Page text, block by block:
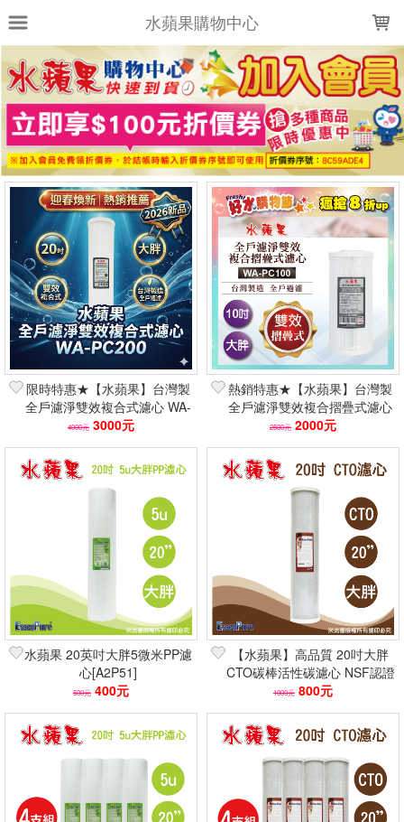
水蘋果購物中心
上架時間 銷售件數 銷售價格
樣式尺寸篩選
全部樣式
全部尺寸
篩選
限時特惠★【水蘋果】台灣製
全戶濾淨雙效複合式濾心 WA-
PC200 20吋大胖適用 除氯淨
水
4000元 3000元
熱銷特惠★【水蘋果】台灣製
全戶濾淨雙效複合摺疊式濾心
WA-PC100 10吋大胖 高效除
氯
2500元 2000元
水蘋果 20英吋大胖5微米PP濾
心[A2P51]
500元 400元
【水蘋果】高品質 20吋大胖
CTO碳棒活性碳濾心 NSF認證
濾材 強效除氯去味
1000元 800元